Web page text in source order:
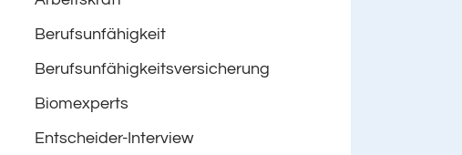
Berufsunfähigkeit
Berufsunfähigkeitsversicherung
Biomexperts
Entscheider-Interview